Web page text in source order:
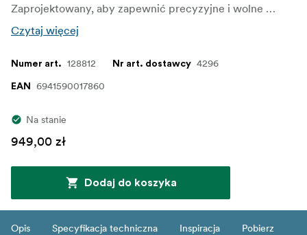
Zaprojektowany, aby zapewnić precyzyjne i wolne od opóźnień ustawianie ostrości podczas nagrywania wideo. Zestaw jest wyposażony w czerwone i niebieskie wskaźniki świetlne wskazujące stan połączenia i kanały, oferując intuicyjne i przyjazne dla użytkownika wskazówki dotyczące obsługi, zapewniające prostą i wydajną kontrolę. Zestaw posiada funkcję przechowywania pamięci, eliminując potrzebę ponownej kalibracji ustawień przesuwu obiektywu i punktu AB w przypadku utraty zasilania, zwiększając wydajność fotografowania.
Czytaj więcej
Numer art. 128812 Nr art. dostawcy 4296
EAN 6941590017860
Na stanie
949,00 zł
Dodaj do koszyka
Opis Specyfikacja techniczna Inspiracja Pobierz